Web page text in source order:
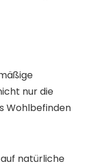
nur die
Wohlbefinden
auf natürliche